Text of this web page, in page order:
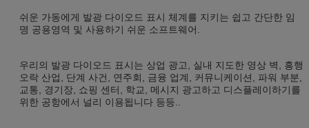
쉬운 가동에게 발광 다이오드 표시 체계를 지키는 쉽고 간단한 임
명 공용영역 및 사용하기 쉬운 소프트웨어.
우리의 발광 다이오드 표시는 상업 광고, 실내 지도한 영상 벽, 흥행
오락 산업, 단계 사건, 연주회, 금융 업계, 커뮤니케이션, 파워 부분,
교통, 경기장, 쇼핑 센터, 학교, 메시지 광고하고 디스플레이하기를
위한 공항에서 널리 이용됩니다 등등..